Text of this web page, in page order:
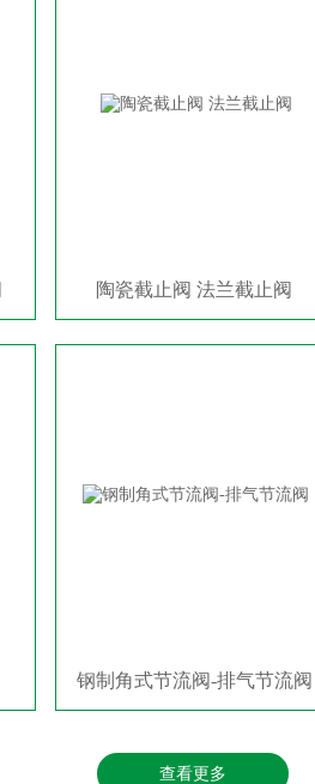
陶瓷截止阀 法兰截止阀
钢制角式节流阀-排气节流阀
查看更多